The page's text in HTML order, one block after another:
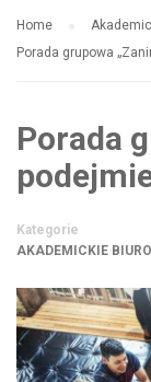
Home
Porada grupowa
Porada
Kategorie
AKADEMICKIE